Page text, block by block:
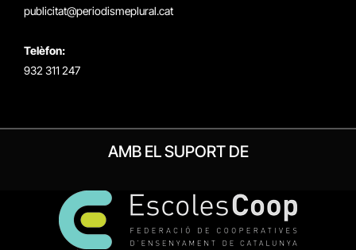
publicitat@periodismeplural.cat
Telèfon:
932 311 247
AMB EL SUPORT DE